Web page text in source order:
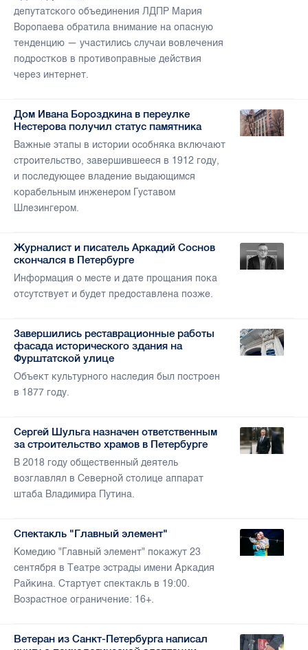
депутатского объединения ЛДПР Мария
Воропаева обратила внимание на опасную
тенденцию — участились случаи вовлечения
подростков в противоправные действия
через интернет.
Дом Ивана Бороздкина в переулке
Нестерова получил статус памятника
Важные этапы в истории особняка включают
строительство, завершившееся в 1912 году,
и последующее владение выдающимся
корабельным инженером Густавом
Шлезингером.
Журналист и писатель Аркадий Соснов
скончался в Петербурге
Информация о месте и дате прощания пока
отсутствует и будет предоставлена позже.
Завершились реставрационные работы
фасада исторического здания на
Фурштатской улице
Объект культурного наследия был построен
в 1877 году.
Сергей Шульга назначен ответственным
за строительство храмов в Петербурге
В 2018 году общественный деятель
возглавлял в Северной столице аппарат
штаба Владимира Путина.
Спектакль "Главный элемент"
Комедию "Главный элемент" покажут 23
сентября в Театре эстрады имени Аркадия
Райкина. Стартует спектакль в 19:00.
Возрастное ограничение: 16+.
Ветеран из Санкт-Петербурга написал